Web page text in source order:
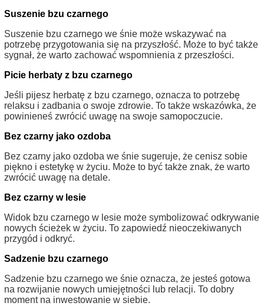
Suszenie bzu czarnego
Suszenie bzu czarnego we śnie może wskazywać na
potrzebę przygotowania się na przyszłość. Może to być także
sygnał, że warto zachować wspomnienia z przeszłości.
Picie herbaty z bzu czarnego
Jeśli pijesz herbatę z bzu czarnego, oznacza to potrzebę
relaksu i zadbania o swoje zdrowie. To także wskazówka, że
powinieneś zwrócić uwagę na swoje samopoczucie.
Bez czarny jako ozdoba
Bez czarny jako ozdoba we śnie sugeruje, że cenisz sobie
piękno i estetykę w życiu. Może to być także znak, że warto
zwrócić uwagę na detale.
Bez czarny w lesie
Widok bzu czarnego w lesie może symbolizować odkrywanie
nowych ścieżek w życiu. To zapowiedź nieoczekiwanych
przygód i odkryć.
Sadzenie bzu czarnego
Sadzenie bzu czarnego we śnie oznacza, że jesteś gotowa
na rozwijanie nowych umiejętności lub relacji. To dobry
moment na inwestowanie w siebie.